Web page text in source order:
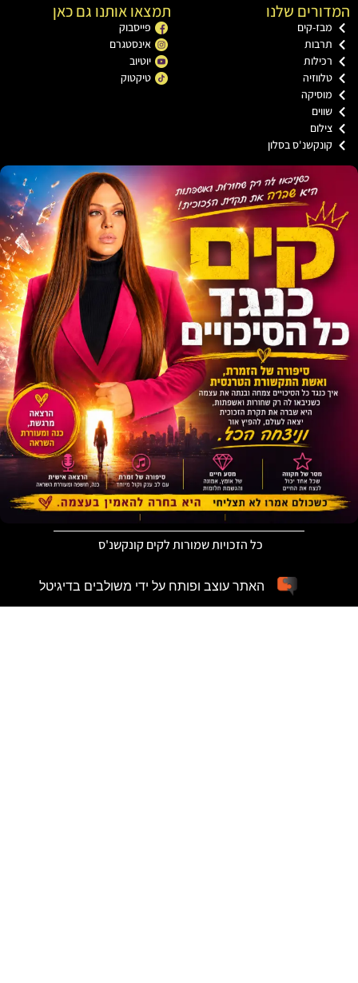
שלנו
קים
בסלון
תמצאו אותנו גם כאן
פייסבוק
אינסטגרם
יוטיוב
טיקטוק
כל הזכויות שמורות לקים קונקשנ'ס
האתר עוצב ופותח על ידי משולבים בדיגיטל